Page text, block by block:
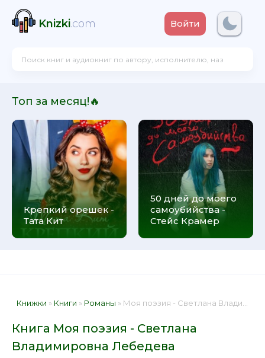
Knizki.com Войти
Топ за месяц!🔥
Крепкий орешек -
Тата Кит
50 дней до моего
самоубийства -
Стейс Крамер
Книжки » Книги » Романы » Моя поэзия - Светлана Владимировна Лебедева 📕 - Книга онлайн бесплатно
Книга Моя поэзия - Светлана
Владимировна Лебедева